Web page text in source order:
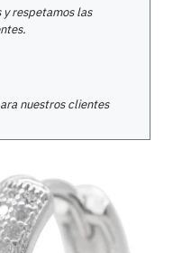
respetamos las
nuestros clientes